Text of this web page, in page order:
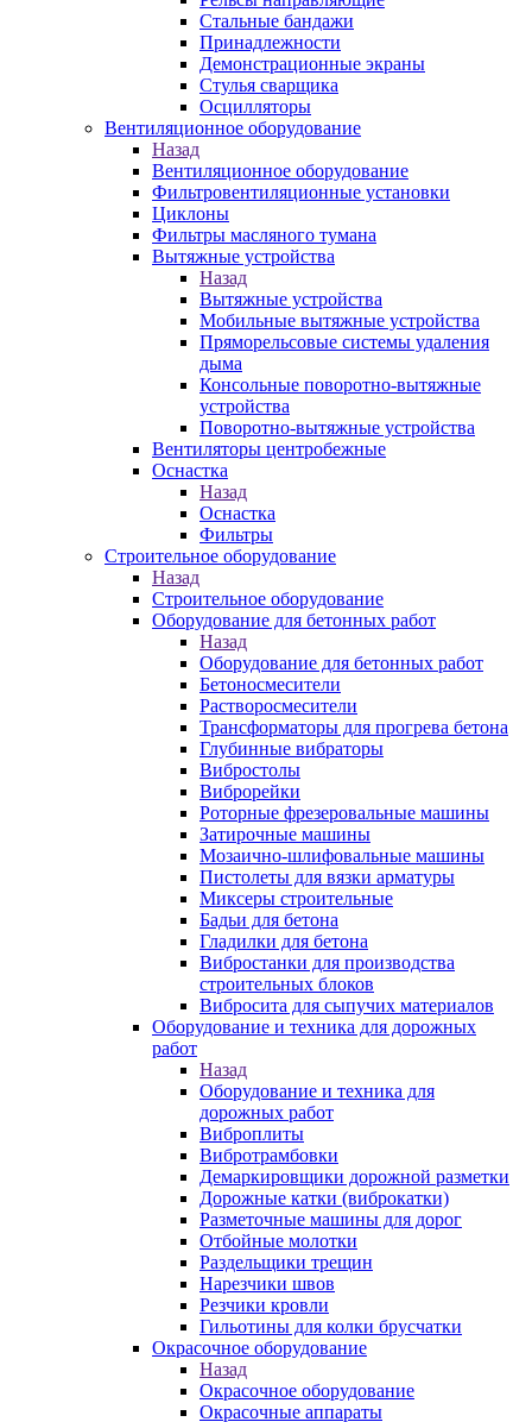
Стальные бандажи
Принадлежности
Демонстрационные экраны
Стулья сварщика
Осцилляторы
Вентиляционное оборудование
Назад
Вентиляционное оборудование
Фильтровентиляционные установки
Циклоны
Фильтры масляного тумана
Вытяжные устройства
Назад
Вытяжные устройства
Мобильные вытяжные устройства
Пряморельсовые системы удаления
дыма
Консольные поворотно-вытяжные
устройства
Поворотно-вытяжные устройства
Вентиляторы центробежные
Оснастка
Назад
Оснастка
Фильтры
Строительное оборудование
Назад
Строительное оборудование
Оборудование для бетонных работ
Назад
Оборудование для бетонных работ
Бетоносмесители
Растворосмесители
Трансформаторы для прогрева бетона
Глубинные вибраторы
Вибростолы
Виброрейки
Роторные фрезеровальные машины
Затирочные машины
Мозаично-шлифовальные машины
Пистолеты для вязки арматуры
Миксеры строительные
Бадьи для бетона
Гладилки для бетона
Вибростанки для производства
строительных блоков
Вибросита для сыпучих материалов
Оборудование и техника для дорожных
работ
Назад
Оборудование и техника для
дорожных работ
Виброплиты
Вибротрамбовки
Демаркировщики дорожной разметки
Дорожные катки (виброкатки)
Разметочные машины для дорог
Отбойные молотки
Раздельщики трещин
Нарезчики швов
Резчики кровли
Гильотины для колки брусчатки
Окрасочное оборудование
Назад
Окрасочное оборудование
Окрасочные аппараты